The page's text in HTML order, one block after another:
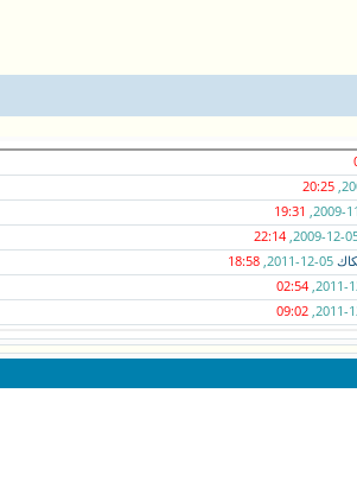
20:25
19:31
22:14
18:58
02:54
09:02
10-02-2015,
05:09
00:30
...
04-04-2017,
15:10